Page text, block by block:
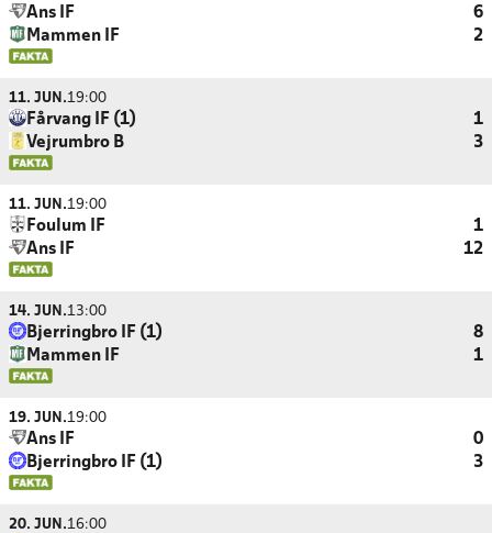
Ans IF
6
Mammen IF
2
11. JUN.19:00
Fårvang IF (1)
1
Vejrumbro B
3
11. JUN.19:00
Foulum IF
1
Ans IF
12
14. JUN.13:00
Bjerringbro IF (1)
8
Mammen IF
1
19. JUN.19:00
Ans IF
0
Bjerringbro IF (1)
3
20. JUN.16:00